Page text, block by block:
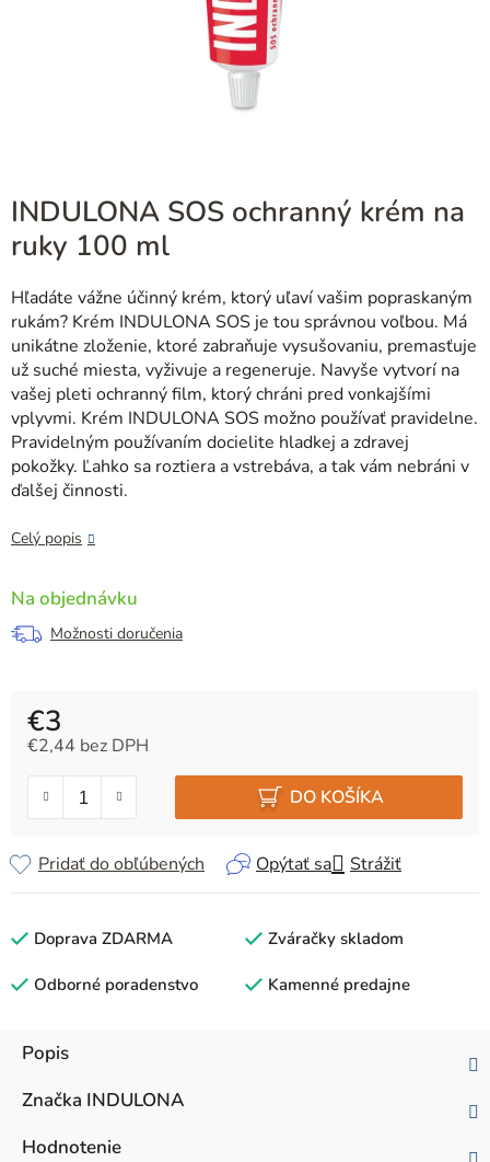
INDULONA SOS ochranný krém na
ruky 100 ml
Hľadáte vážne účinný krém, ktorý uľaví vašim popraskaným
rukám? Krém INDULONA SOS je tou správnou voľbou. Má
unikátne zloženie, ktoré zabraňuje vysušovaniu, premasťuje
už suché miesta, vyživuje a regeneruje. Navyše vytvorí na
vašej pleti ochranný film, ktorý chráni pred vonkajšími
vplyvmi. Krém INDULONA SOS možno používať pravidelne.
Pravidelným používaním docielite hladkej a zdravej
pokožky. Ľahko sa roztiera a vstrebáva, a tak vám nebráni v
ďalšej činnosti.
Celý popis
Na objednávku
Možnosti doručenia
€3
€2,44 bez DPH
DO KOŠÍKA
Opýtať sa Strážiť
Pridať do obľúbených
Doprava ZDARMA Zváračky skladom
Odborné poradenstvo Kamenné predajne
Popis
Značka INDULONA
Hodnotenie